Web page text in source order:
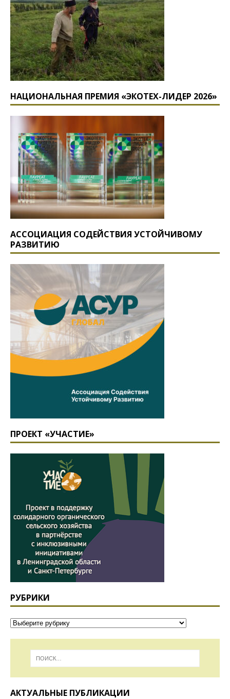
НАЦИОНАЛЬНАЯ ПРЕМИЯ «ЭКОТЕХ-ЛИДЕР 2026»
АССОЦИАЦИЯ СОДЕЙСТВИЯ УСТОЙЧИВОМУ
РАЗВИТИЮ
ПРОЕКТ «УЧАСТИЕ»
РУБРИКИ
АКТУАЛЬНЫЕ ПУБЛИКАЦИИ